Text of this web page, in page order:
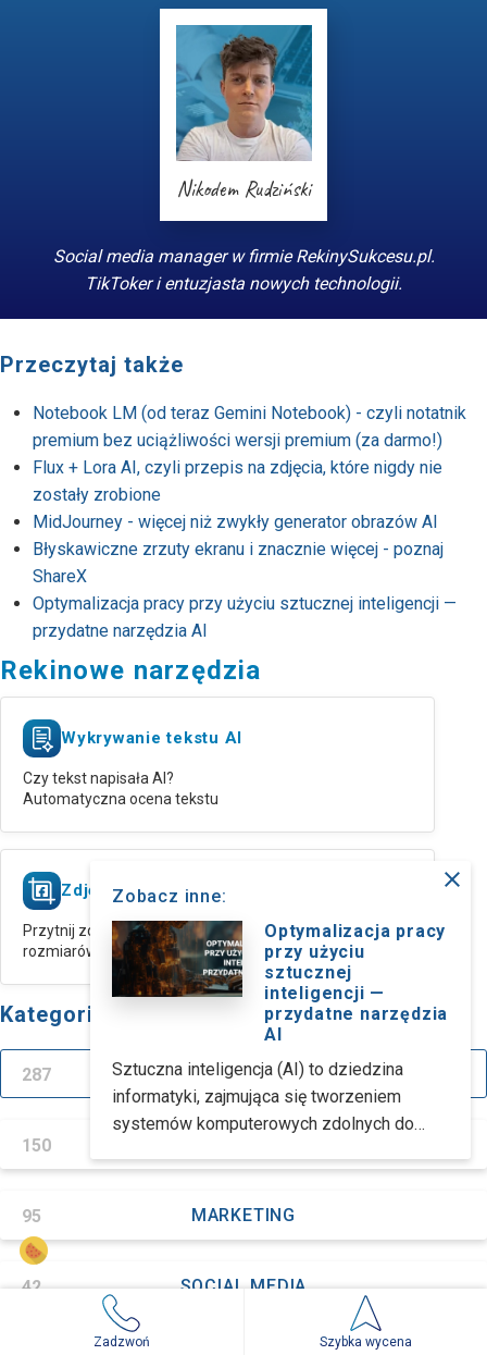
Nikodem Rudziński
Social media manager w firmie RekinySukcesu.pl.
TikToker i entuzjasta nowych technologii.
Przeczytaj także
Notebook LM (od teraz Gemini Notebook) - czyli notatnik
premium bez uciążliwości wersji premium (za darmo!)
Flux + Lora AI, czyli przepis na zdjęcia, które nigdy nie
zostały zrobione
MidJourney - więcej niż zwykły generator obrazów AI
Błyskawiczne zrzuty ekranu i znacznie więcej - poznaj
ShareX
Optymalizacja pracy przy użyciu sztucznej inteligencji —
przydatne narzędzia AI
Rekinowe narzędzia
Wykrywanie tekstu AI
Czy tekst napisała AI?
Automatyczna ocena tekstu
Zdjęcie w tle na FB
Przytnij zdjęcie w tle na Facebooka do odpowiednich
rozmiarów
Kategorie
WSZYSTKIE
287
150
MARKETING
95
SOCIAL MEDIA
42
Popularne wpisy
Zobacz inne:
close
Optymalizacja pracy
przy użyciu
sztucznej
inteligencji —
przydatne narzędzia
AI
Sztuczna inteligencja (AI) to dziedzina
informatyki, zajmująca się tworzeniem
systemów komputerowych zdolnych do
wymagają zaangażowania ludzkiej
inteligencji. Obecnie mamy do dyspozycji
różnych branżach i działach. Podstawowym
narzędziem AI, które warto umieć
obsługiwać jest ChatGTP i jego alternatywy.
Zadzwoń Szybka wycena